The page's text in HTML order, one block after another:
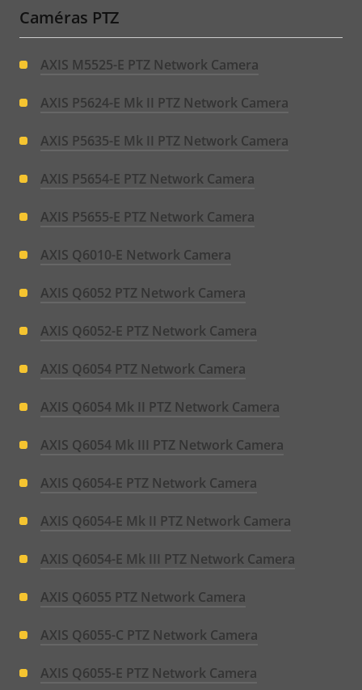
Caméras PTZ
AXIS M5525-E PTZ Network Camera
AXIS P5624-E Mk II PTZ Network Camera
AXIS P5635-E Mk II PTZ Network Camera
AXIS P5654-E PTZ Network Camera
AXIS P5655-E PTZ Network Camera
AXIS Q6010-E Network Camera
AXIS Q6052 PTZ Network Camera
AXIS Q6052-E PTZ Network Camera
AXIS Q6054 PTZ Network Camera
AXIS Q6054 Mk II PTZ Network Camera
AXIS Q6054 Mk III PTZ Network Camera
AXIS Q6054-E PTZ Network Camera
AXIS Q6054-E Mk II PTZ Network Camera
AXIS Q6054-E Mk III PTZ Network Camera
AXIS Q6055 PTZ Network Camera
AXIS Q6055-C PTZ Network Camera
AXIS Q6055-E PTZ Network Camera